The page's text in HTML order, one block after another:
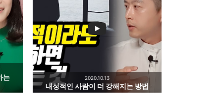
밴드
는
내성적인 사람이 더 강해지는 방법
2020.10.13